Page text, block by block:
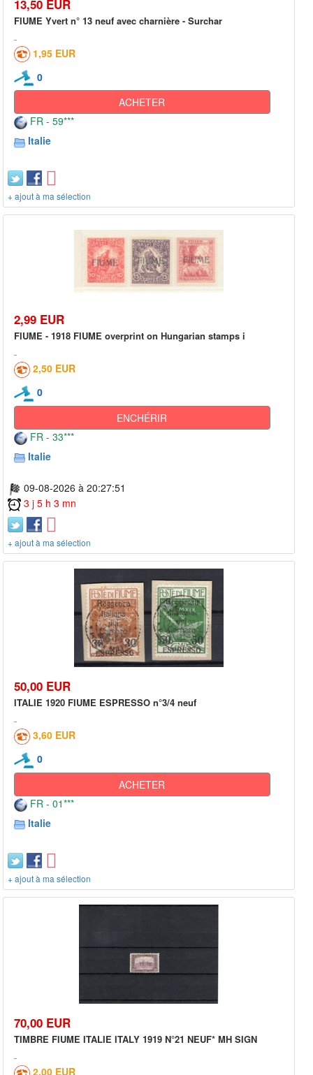
13,50 EUR
FIUME Yvert n° 13 neuf avec charnière - Surchar
1,95 EUR
0
ACHETER
FR - 59***
Italie
+ ajout à ma sélection
2,99 EUR
FIUME - 1918 FIUME overprint on Hungarian stamps i
2,50 EUR
0
ENCHÉRIR
FR - 33***
Italie
09-08-2026 à 20:27:51
3 j 5 h 3 mn
+ ajout à ma sélection
50,00 EUR
ITALIE 1920 FIUME ESPRESSO n°3/4 neuf
3,60 EUR
0
ACHETER
FR - 01***
Italie
+ ajout à ma sélection
70,00 EUR
TIMBRE FIUME ITALIE ITALY 1919 N°21 NEUF* MH SIGN
2,00 EUR